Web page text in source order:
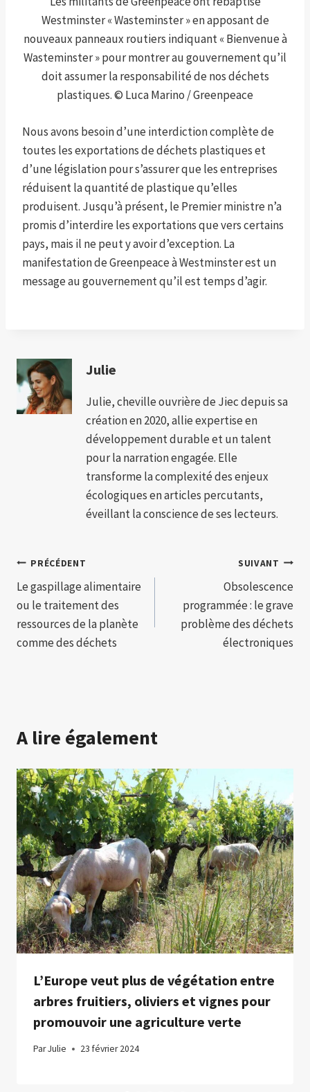
Westminster « Wasteminster » en apposant de
nouveaux panneaux routiers indiquant « Bienvenue à
Wasteminster » pour montrer au gouvernement qu’il
doit assumer la responsabilité de nos déchets
plastiques. © Luca Marino / Greenpeace
Nous avons besoin d’une interdiction complète de
toutes les exportations de déchets plastiques et
d’une législation pour s’assurer que les entreprises
réduisent la quantité de plastique qu’elles
produisent. Jusqu’à présent, le Premier ministre n’a
promis d’interdire les exportations que vers certains
pays, mais il ne peut y avoir d’exception. La
manifestation de Greenpeace à Westminster est un
message au gouvernement qu’il est temps d’agir.
Julie
Julie, cheville ouvrière de Jiec depuis sa
création en 2020, allie expertise en
développement durable et un talent
pour la narration engagée. Elle
transforme la complexité des enjeux
écologiques en articles percutants,
éveillant la conscience de ses lecteurs.
Navigation
de
l’article
PRÉCÉDENT
Le gaspillage alimentaire
ou le traitement des
ressources de la planète
comme des déchets
SUIVANT
Obsolescence
programmée : le grave
problème des déchets
électroniques
A lire également
L’Europe veut plus de végétation entre
arbres fruitiers, oliviers et vignes pour
promouvoir une agriculture verte
ParJulie 23 février 2024